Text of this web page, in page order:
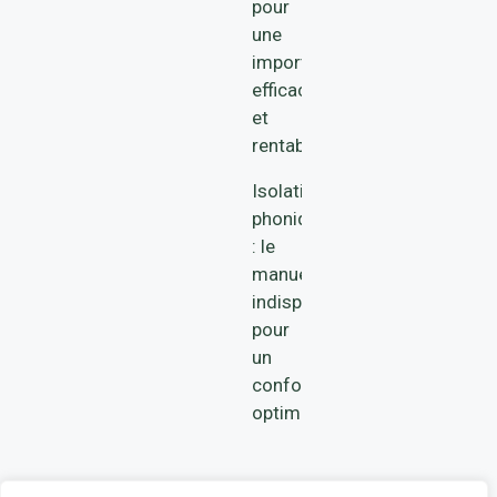
pour
une
importation
efficace
et
rentable
Isolation
phonique
: le
manuel
indispensable
pour
un
confort
optimal